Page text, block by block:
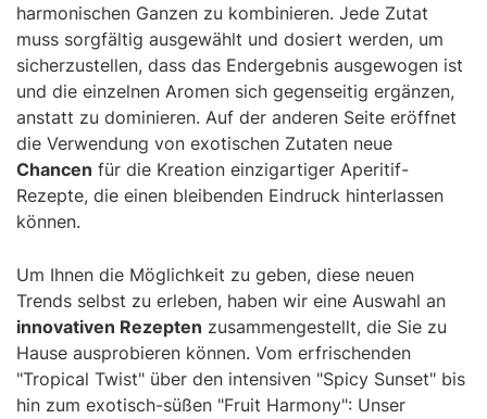
harmonischen Ganzen zu kombinieren. Jede Zutat
muss sorgfältig ausgewählt und dosiert werden, um
sicherzustellen, dass das Endergebnis ausgewogen ist
und die einzelnen Aromen sich gegenseitig ergänzen,
anstatt zu dominieren. Auf der anderen Seite eröffnet
die Verwendung von exotischen Zutaten neue
Chancen für die Kreation einzigartiger Aperitif-
Rezepte, die einen bleibenden Eindruck hinterlassen
können.
Um Ihnen die Möglichkeit zu geben, diese neuen
Trends selbst zu erleben, haben wir eine Auswahl an
innovativen Rezepten zusammengestellt, die Sie zu
Hause ausprobieren können. Vom erfrischenden
"Tropical Twist" über den intensiven "Spicy Sunset" bis
hin zum exotisch-süßen "Fruit Harmony": Unser